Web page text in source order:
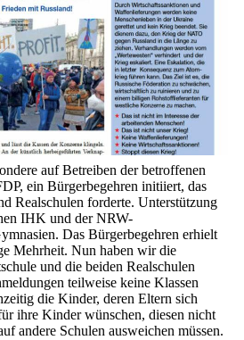
auf Betreiben der betroffenen
ein Bürgerbegehren initiiert, das
Realschulen forderte. Unterstützung
IHK und der NRW-
Das Bürgerbegehren erhielt
Mehrheit. Nun haben wir die
und die beiden Realschulen
teilweise keine Klassen
die Kinder, deren Eltern sich
ihre Kinder wünschen, diesen nicht
andere Schulen ausweichen müssen.